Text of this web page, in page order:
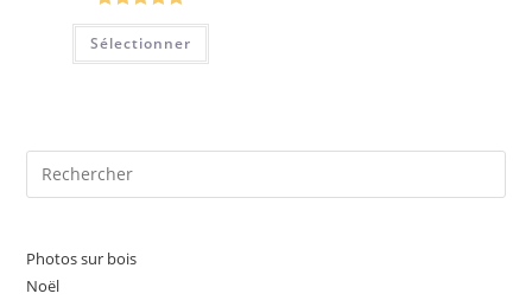
Note5.00
sur 5
Sélectionner
Photos sur bois
Noël